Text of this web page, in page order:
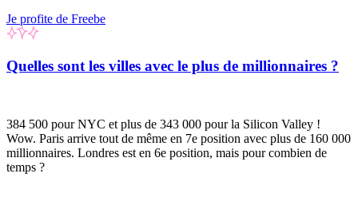
Je profite de Freebe
Quelles sont les villes avec le plus de millionnaires ?
384 500 pour NYC et plus de 343 000 pour la Silicon Valley !
Wow. Paris arrive tout de même en 7e position avec plus de 160 000
millionnaires. Londres est en 6e position, mais pour combien de
temps ?